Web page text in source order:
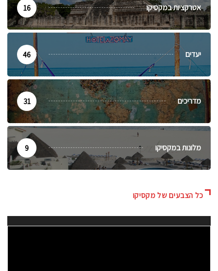
אטרקציות במקסיקו 16
יעדים 46
מדריכים 31
מלונות במקסיקו 9
כל הצבעים של מקסיקו